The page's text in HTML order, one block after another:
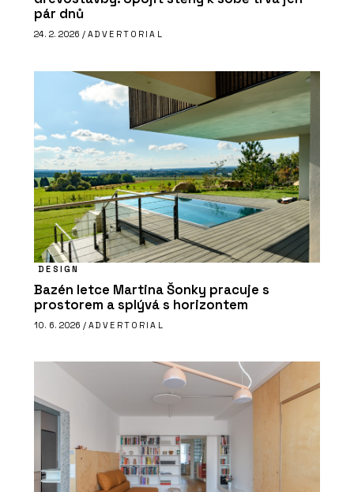
pár dnů
24. 2. 2026 / ADVERTORIAL
DESIGN
Bazén letce Martina Šonky pracuje s
prostorem a splývá s horizontem
10. 6. 2026 / ADVERTORIAL